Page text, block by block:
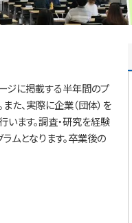
ジに掲載する半年間のプ
た、実際に企業（団体）を
ます。調査・研究を経験
ムとなります。卒業後の